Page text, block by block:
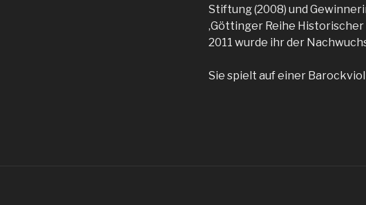
Stiftung (2008) und
‚Göttinger Reihe Historischer
2011 wurde ihr der
Sie spielt auf einer